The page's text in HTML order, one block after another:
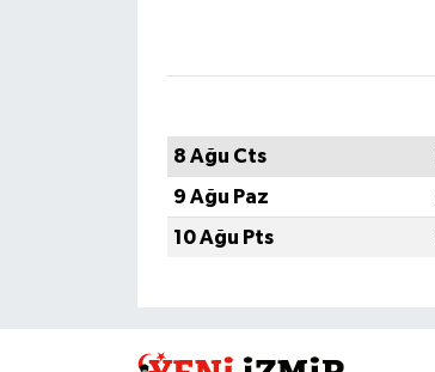
8 Ağu Cts
9 Ağu Paz
10 Ağu Pts